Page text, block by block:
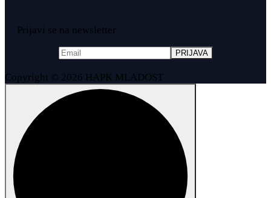
Prijavi se na newsletter
Copyright © 2026 HAPK MLADOST